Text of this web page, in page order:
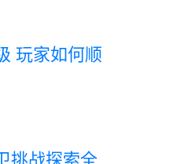
玩家如何顺
挑战探索全